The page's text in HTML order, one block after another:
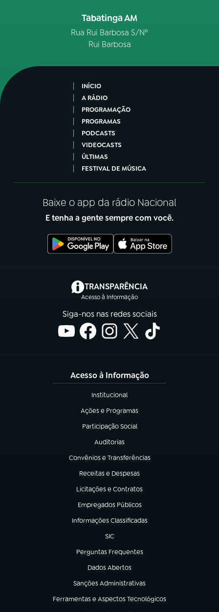
Tabatinga AM
Rua Rui Barbosa S/Nº
Rui Barbosa
INÍCIO
A RÁDIO
PROGRAMAÇÃO
PROGRAMAS
PODCASTS
VIDEOCASTS
ÚLTIMAS
FESTIVAL DE MÚSICA
Baixe o app da rádio Nacional
E tenha a gente sempre com você.
TRANSPARÊNCIA
Acesso à Informação
(abre em nova aba)
Siga-nos nas redes sociais
Acesso à Informação
Institucional
(abre em nova aba)
Ações e Programas
(abre em nova aba)
Participação Social
(abre em nova aba)
Auditorias
(abre em nova aba)
Convênios e Transferências
(abre em nova aba)
Receitas e Despesas
(abre em nova aba)
Licitações e Contratos
(abre em nova aba)
Empregados Públicos
(abre em nova aba)
Informações Classificadas
(abre em nova aba)
SIC
(abre em nova aba)
Perguntas Frequentes
(abre em nova aba)
Dados Abertos
(abre em nova aba)
Sanções Administrativas
(abre em nova aba)
Ferramentas e Aspectos Tecnológicos
(abre em nova aba)